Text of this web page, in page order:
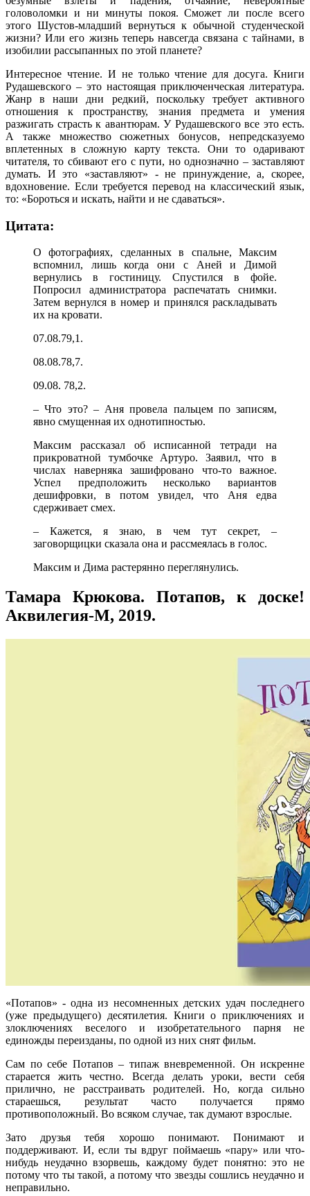
головоломки и ни минуты покоя. Сможет ли после всего
этого Шустов-младший вернуться к обычной студенческой
жизни? Или его жизнь теперь навсегда связана с тайнами, в
изобилии рассыпанных по этой планете?
Интересное чтение. И не только чтение для досуга. Книги
Рудашевского – это настоящая приключенческая литература.
Жанр в наши дни редкий, поскольку требует активного
отношения к пространству, знания предмета и умения
разжигать страсть к авантюрам. У Рудашевского все это есть.
А также множество сюжетных бонусов, непредсказуемо
вплетенных в сложную карту текста. Они то одаривают
читателя, то сбивают его с пути, но однозначно – заставляют
думать. И это «заставляют» - не принуждение, а, скорее,
вдохновение. Если требуется перевод на классический язык,
то: «Бороться и искать, найти и не сдаваться».
Цитата:
О фотографиях, сделанных в спальне, Максим
вспомнил, лишь когда они с Аней и Димой
вернулись в гостиницу. Спустился в фойе.
Попросил администратора распечатать снимки.
Затем вернулся в номер и принялся раскладывать
их на кровати.
07.08.79,1.
08.08.78,7.
09.08. 78,2.
– Что это? – Аня провела пальцем по записям,
явно смущенная их однотипностью.
Максим рассказал об исписанной тетради на
прикроватной тумбочке Артуро. Заявил, что в
числах наверняка зашифровано что-то важное.
Успел предположить несколько вариантов
дешифровки, в потом увидел, что Аня едва
сдерживает смех.
– Кажется, я знаю, в чем тут секрет, –
заговорщицки сказала она и рассмеялась в голос.
Максим и Дима растерянно переглянулись.
Тамара Крюкова. Потапов, к доске!
Аквилегия-М, 2019.
«Потапов» - одна из несомненных детских удач последнего
(уже предыдущего) десятилетия. Книги о приключениях и
злоключениях веселого и изобретательного парня не
единожды переизданы, по одной из них снят фильм.
Сам по себе Потапов – типаж вневременной. Он искренне
старается жить честно. Всегда делать уроки, вести себя
прилично, не расстраивать родителей. Но, когда сильно
стараешься, результат часто получается прямо
противоположный. Во всяком случае, так думают взрослые.
Зато друзья тебя хорошо понимают. Понимают и
поддерживают. И, если ты вдруг поймаешь «пару» или что-
нибудь неудачно взорвешь, каждому будет понятно: это не
потому что ты такой, а потому что звезды сошлись неудачно и
неправильно.